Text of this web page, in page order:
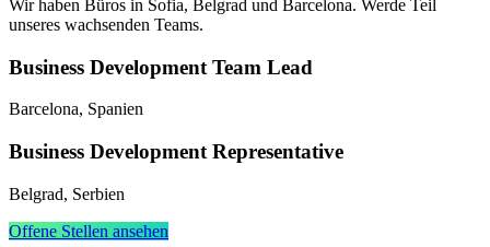
Wir haben Büros in Sofia, Belgrad und Barcelona. Werde Teil
unseres wachsenden Teams.
Business Development Team Lead
Barcelona, Spanien
Business Development Representative
Belgrad, Serbien
Offene Stellen ansehen